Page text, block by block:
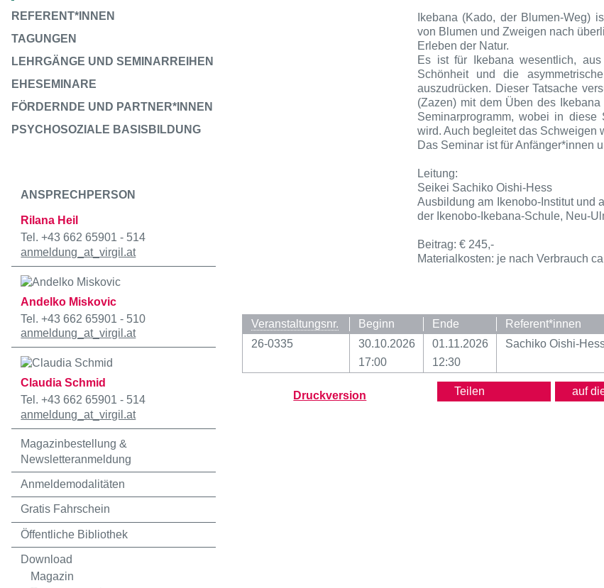
REFERENT*INNEN
TAGUNGEN
LEHRGÄNGE UND SEMINARREIHEN
EHESEMINARE
FÖRDERNDE UND PARTNER*INNEN
PSYCHOSOZIALE BASISBILDUNG
Ikebana (Kado, der Blumen-Weg)
von Blumen und Zweigen nach
Erleben der Natur.
Es ist für Ikebana wesentlich,
Schönheit und die
auszudrücken. Dieser Tatsache
(Zazen) mit dem Üben des
Seminarprogramm, wobei in
wird. Auch begleitet das Schweigen
Das Seminar ist für Anfänger*innen
Leitung:
Seikei Sachiko Oishi-Hess
Ausbildung am Ikenobo-Institut und
der Ikenobo-Ikebana-Schule, Neu-
Beitrag: € 245,-
Materialkosten: je nach Verbrauch
Veranstaltungsnr. Beginn Ende Referent*innen
26-0335
30.10.2026
17:00
01.11.2026
12:30
Sachiko Oishi-
Druckversion Teilen
ANSPRECHPERSON
Rilana Heil
Tel. +43 662 65901 - 514
anmeldung _at_virgil.at
Andelko Miskovic
Tel. +43 662 65901 - 510
anmeldung _at_virgil.at
Claudia Schmid
Tel. +43 662 65901 - 514
anmeldung _at_virgil.at
Magazinbestellung &
Newsletteranmeldung
Anmeldemodalitäten
Gratis Fahrschein
Öffentliche Bibliothek
Download
Magazin